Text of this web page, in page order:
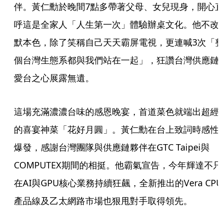
伴。黃仁勳於晚間7點多帶著父母、女兒現身，開心
呼這是全家人「人生第一次」體驗辦桌文化。他不改
默本色，除了笑稱自己天天霸屏電視，更連喊3次「
個台灣生態系都與我們站在一起」，狂讚台灣供應鏈
愛台之心展露無遺。
這場充滿濃濃台味的感恩晚宴，首道菜色就端出超經
的喜宴神菜「花好月圓」。黃仁勳在台上致詞時感性
爆發，感謝台灣團隊與供應鏈夥伴在GTC Taipei與
COMPUTEX期間的相挺。他霸氣宣告，今年輝達不只
在AI與GPU核心業務持續狂飆，全新推出的Vera CPU
產品線及乙太網路市場也狠甩對手取得領先。